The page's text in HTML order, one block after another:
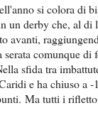
si colora di
un derby che, al di
avanti,
comunque di
sfida tra
e ha chiuso a -
Ma tutti i